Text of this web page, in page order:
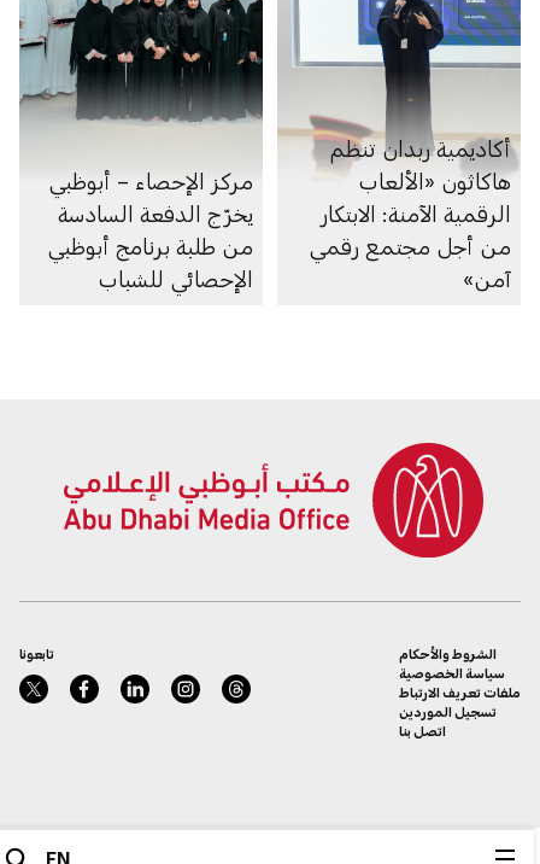
EN
أكاديمية ربدان تنظم
هاكاثون «الألعاب
الرقمية الآمنة: الابتكار
من أجل مجتمع رقمي
آمن»
مركز الإحصاء – أبوظبي
يخرّج الدفعة السادسة
من طلبة برنامج أبوظبي
الإحصائي للشباب
تابعونا
الشروط والأحكام
سياسة الخصوصية
ملفات تعريف الارتباط
تسجيل الموردين
اتصل بنا